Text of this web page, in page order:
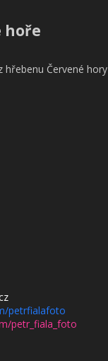
hoře
hřebenu Červené hory
petrfialafoto
petr_fiala_foto